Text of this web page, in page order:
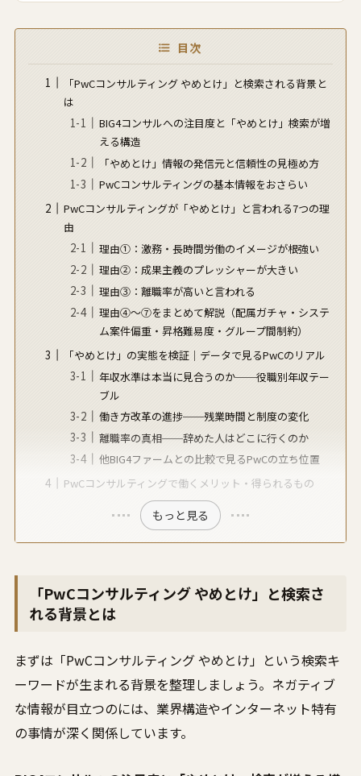
目次
「PwCコンサルティング やめとけ」と検索される背景と
は
BIG4コンサルへの注目度と「やめとけ」検索が増
える構造
「やめとけ」情報の発信元と信頼性の見極め方
PwCコンサルティングの基本情報をおさらい
PwCコンサルティングが「やめとけ」と言われる7つの理
由
理由①：激務・長時間労働のイメージが根強い
理由②：成果主義のプレッシャーが大きい
理由③：離職率が高いと言われる
理由④〜⑦をまとめて解説（配属ガチャ・システ
ム案件偏重・昇格難易度・グループ間制約）
「やめとけ」の実態を検証｜データで見るPwCのリアル
年収水準は本当に見合うのか──役職別年収テー
ブル
働き方改革の進捗──残業時間と制度の変化
離職率の真相──辞めた人はどこに行くのか
他BIG4ファームとの比較で見るPwCの立ち位置
PwCコンサルティングで働くメリット・得られるもの
もっと見る
「PwCコンサルティング やめとけ」と検索さ
れる背景とは
まずは「PwCコンサルティング やめとけ」という検索キ
ーワードが生まれる背景を整理しましょう。ネガティブ
な情報が目立つのには、業界構造やインターネット特有
の事情が深く関係しています。